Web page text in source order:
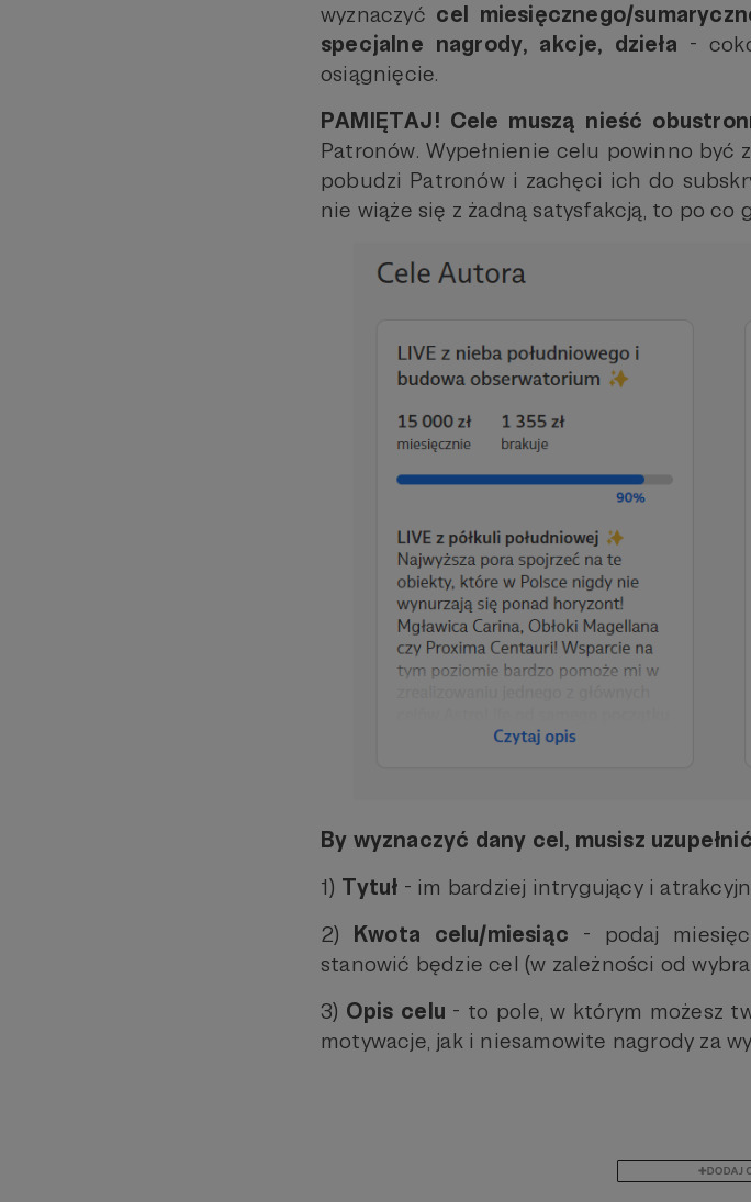
wyznaczyć cel miesięcznego/
specjalne nagrody, akcje, dzieła -
osiągnięcie.
PAMIĘTAJ! Cele muszą nieść
Patronów. Wypełnienie celu powinno być
pobudzi Patronów i zachęci ich do
nie wiąże się z żadną satysfakcją, to po co
By wyznaczyć dany cel, musisz
1) Tytuł - im bardziej intrygujący i
2) Kwota celu/miesiąc - podaj
stanowić będzie cel (w zależności od
3) Opis celu - to pole, w którym możesz
motywacje, jak i niesamowite nagrody za